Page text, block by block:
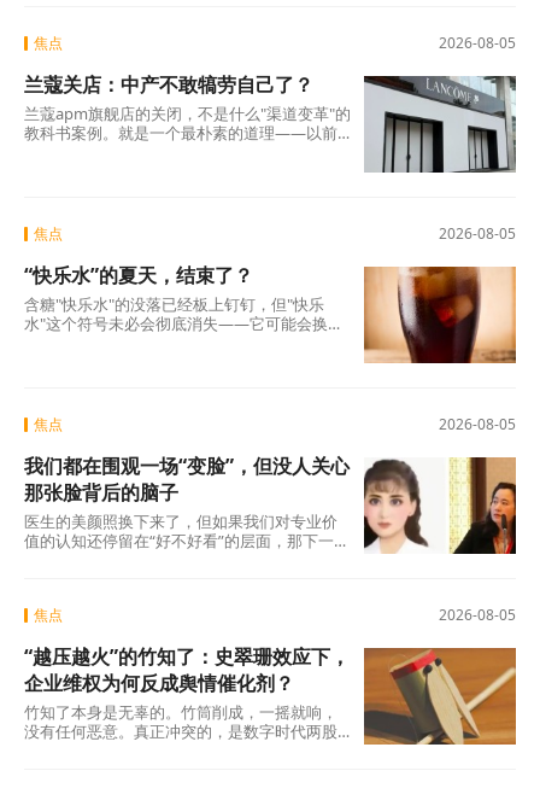
获客、担保增信等领域的第三方合作机构统一
须在你借钱之前，把全部费用列在一张表上，
算清年化综合成本，让你签字确认。 这张表，
业内称之为贷款“明白纸”。
2026-08-05
焦点
兰蔻关店：中产不敢犒劳自己了？
兰蔻apm旗舰店的关闭，不是什么"渠道变革"的
教科书案例。就是一个最朴素的道理——以前
2026-08-05
焦点
“快乐水”的夏天，结束了？
含糖"快乐水"的没落已经板上钉钉，但"快乐
水"这个符号未必会彻底消失——它可能会换一
2026-08-05
焦点
我们都在围观一场“变脸”，但没人关心
那张脸背后的脑子
医生的美颜照换下来了，但如果我们对专业价
值的认知还停留在“好不好看”的层面，那下一
2026-08-05
焦点
“越压越火”的竹知了：史翠珊效应下，
企业维权为何反成舆情催化剂？
竹知了本身是无辜的。竹筒削成，一摇就响，
没有任何恶意。真正冲突的，是数字时代两股